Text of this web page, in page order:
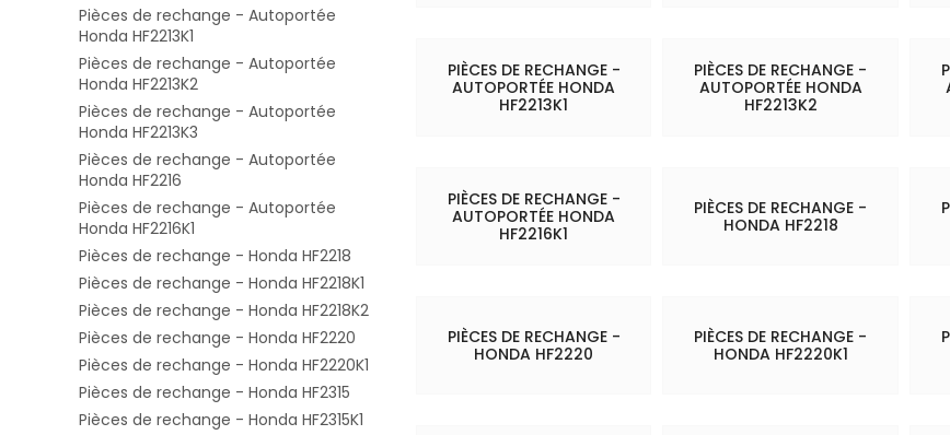
Pièces de rechange - Autoportée
Honda HF2213K1
Pièces de rechange - Autoportée
Honda HF2213K2
Pièces de rechange - Autoportée
Honda HF2213K3
Pièces de rechange - Autoportée
Honda HF2216
Pièces de rechange - Autoportée
Honda HF2216K1
Pièces de rechange - Honda HF2218
Pièces de rechange - Honda HF2218K1
Pièces de rechange - Honda HF2218K2
Pièces de rechange - Honda HF2220
Pièces de rechange - Honda HF2220K1
Pièces de rechange - Honda HF2315
Pièces de rechange - Honda HF2315K1
PIÈCES DE RECHANGE -
AUTOPORTÉE HONDA
HF2213K1
PIÈCES DE RECHANGE -
AUTOPORTÉE HONDA
HF2213K2
PIÈCES DE RECHANGE -
AUTOPORTÉE HONDA
HF2216K1
PIÈCES DE RECHANGE -
HONDA HF2218
PIÈCES DE RECHANGE -
HONDA HF2220
PIÈCES DE RECHANGE -
HONDA HF2220K1